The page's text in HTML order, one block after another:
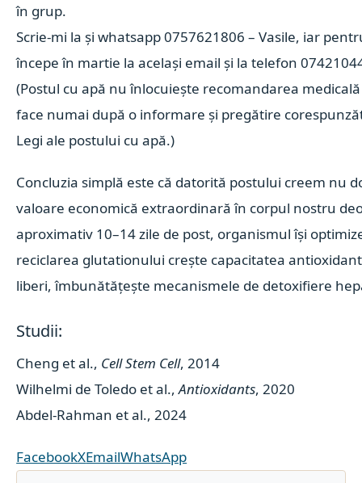
în grup.
Scrie-mi la și whatsapp 0757621806 – Vasile, iar
începe în martie la același email și la telefon
(Postul cu apă nu înlocuiește recomandarea
face numai după o informare și pregătire
Legi ale postului cu apă.)
Concluzia simplă este că datorită postului creem nu
valoare economică extraordinară în corpul nostru
aproximativ 10–14 zile de post, organismulîși
reciclarea glutationului crește capacitatea
liberi,îmbunătățește mecanismele de detoxifiere
Studii:
Cheng et al., Cell Stem Cell, 2014
Wilhelmi de Toledo et al.,Antioxidants, 2020
Abdel-Rahman et al., 2024
FacebookXEmailWhatsApp